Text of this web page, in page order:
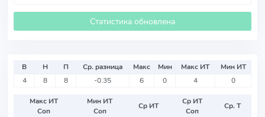
Статистика обновлена
В Н П Ср. разница Макс Мин Макс ИТ
Мин ИТ
4
8 8 -0.35 6 0 4 0
Макс ИТ
Соп
Мин ИТ
Соп
Ср ИТ
Ср ИТ
Соп
Ср. Т